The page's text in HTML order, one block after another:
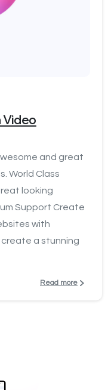
Video
and great
World Class
looking
Support Create
with
a stunning
Read more